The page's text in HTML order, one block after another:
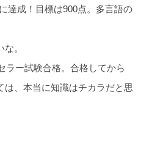
達成！目標は900点。多言語の
。
ラー試験合格。合格してから
は、本当に知識はチカラだと思